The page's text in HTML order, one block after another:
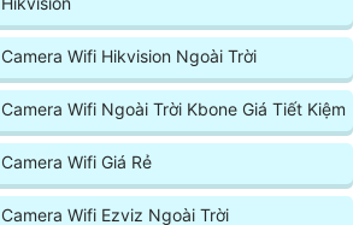
Camera Wifi Hikvision Ngoài Trời
Camera Wifi Ngoài Trời Kbone Giá Tiết Kiệm
Camera Wifi Giá Rẻ
Camera Wifi Ezviz Ngoài Trời